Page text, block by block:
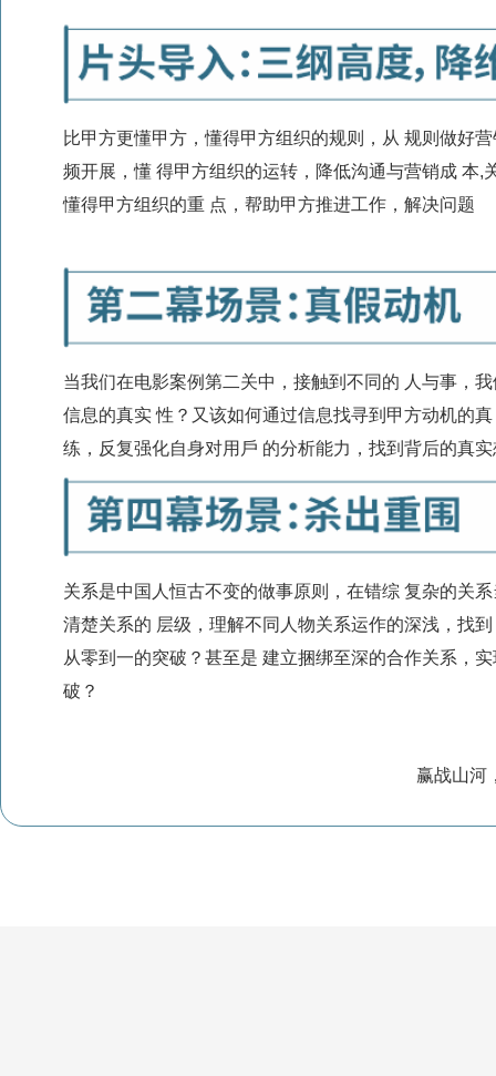
⽐甲⽅更懂甲⽅，懂得甲⽅组织的规则，从 规则做好
频开展，懂 得甲⽅组织的运转，降低沟通与营销成 本,
懂得甲⽅组织的重 点，帮助甲⽅推进⼯作，解决问题
当我们在电影案例第⼆关中，接触到不同的 ⼈与事，
信息的真实 性？⼜该如何通过信息找寻到甲⽅动机的
练，反复强化⾃⾝对⽤⼾ 的分析能⼒，找到背后的真
关系是中国⼈恒古不变的做事原则，在错综 复杂的关
清楚关系的 层级，理解不同⼈物关系运作的深浅，找
从零到⼀的突破？甚⾄是 建⽴捆绑⾄深的合作关系，
破？
赢战⼭河